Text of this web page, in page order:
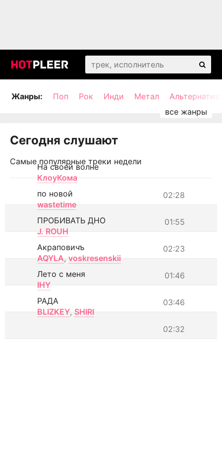
Жанры: Поп Рок Инди Метал
Сегодня слушают
Самые популярные треки недели
На своей волне
КлоуКома
02:28
по новой
wastetime
01:55
ПРОБИВАТЬ ДНО
J. ROUH
02:23
Акраповичъ
AQYLA, voskresenskii
01:46
Лето с меня
IHY
03:46
РАДА
BLIZKEY, SHIRI
02:32